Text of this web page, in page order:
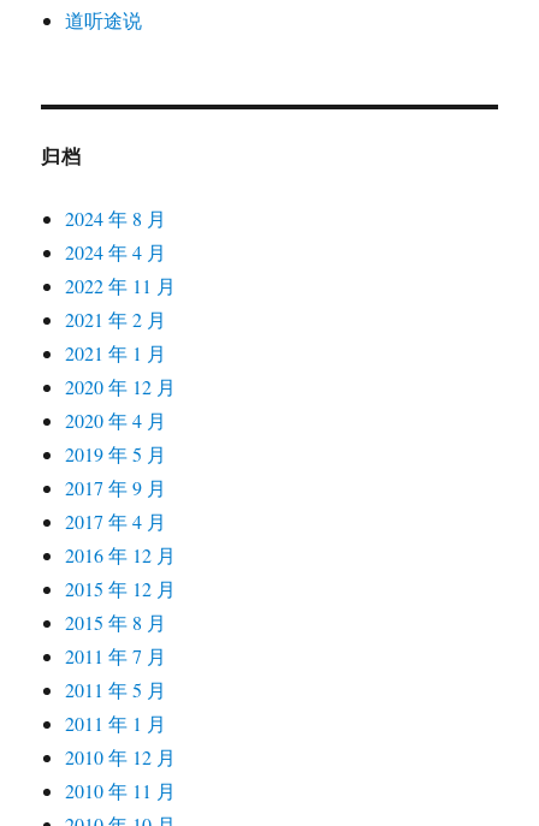
道听途说
归档
2024 年 8 月
2024 年 4 月
2022 年 11 月
2021 年 2 月
2021 年 1 月
2020 年 12 月
2020 年 4 月
2019 年 5 月
2017 年 9 月
2017 年 4 月
2016 年 12 月
2015 年 12 月
2015 年 8 月
2011 年 7 月
2011 年 5 月
2011 年 1 月
2010 年 12 月
2010 年 11 月